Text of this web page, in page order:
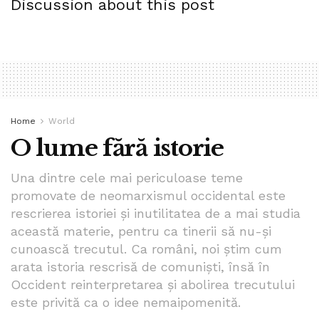
va depune prea mult efort, doar cât să se asigure că tu ești
Adevărul trist e că indivizii ăștia nu se vor implica niciodată
mai mult. E o ironie a sorții, dar acceptând această purtare
din partea lui, i-ai pierdut tot respectul. E absurd, știu, și
transmite lui că ești disperată și că nu merită să se implice
emoțional în această poveste.
Data viitoare când dispare cu săptămânile, lasă-l dispărut.
Tags: barbati barbati care dispar bpnews cuplu
dating dragoste iubire izabela stanescu
probleme cuplu probleme relatii psihologie relatii
Discussion about this post
Home World
O lume fără istorie
Una dintre cele mai periculoase teme
promovate de neomarxismul occidental este
rescrierea istoriei și inutilitatea de a mai studia
această materie, pentru ca tinerii să nu-și
cunoască trecutul. Ca români, noi știm cum
arata istoria rescrisă de comuniști, însă în
Occident reinterpretarea și abolirea trecutului
este privită ca o idee nemaipomenită.